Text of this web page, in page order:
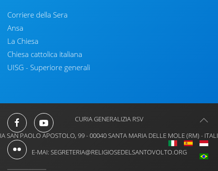
Corriere della Sera
Ansa
La Chiesa
Chiesa cattolica italiana
UISG - Superiore generali
CURIA GENERALIZIA RSV
SAN PAOLO APOSTOLO, 99 - 00040 SANTA MARIA DELLE MOLE (RM) -
E-MAI: SEGRETERIA@RELIGIOSEDELSANTOVOLTO.ORG